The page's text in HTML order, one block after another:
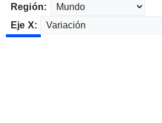
Región:
Eje X: